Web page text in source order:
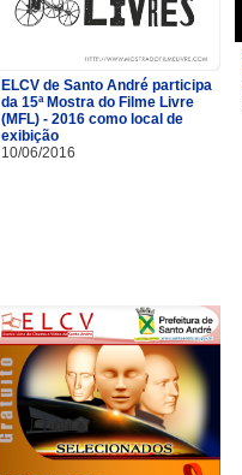
ELCV de Santo André participa
da 15ª Mostra do Filme Livre
(MFL) - 2016 como local de
exibição
10/06/2016